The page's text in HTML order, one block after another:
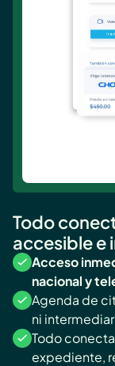
Todo
accesible e
Acceso
nacional y
Agenda de
ni
Todo
expediente,